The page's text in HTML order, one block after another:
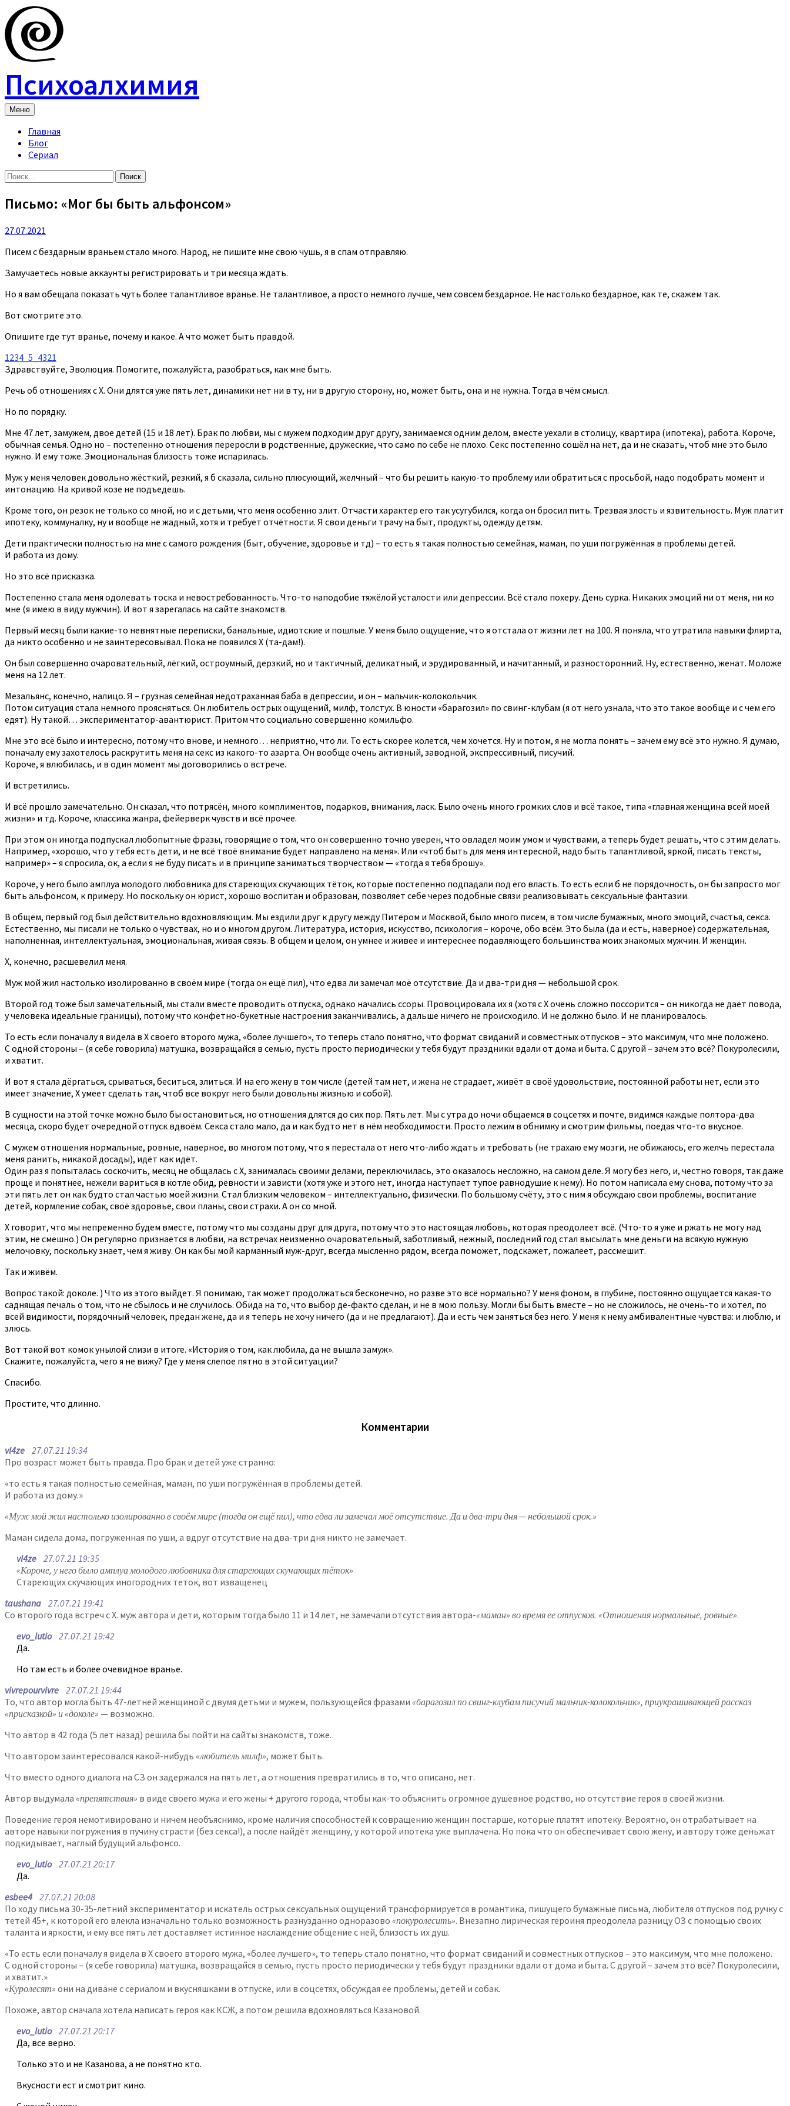
Skip
to
content
Психоалхимия
Меню
Главная
Блог
Сериал
Найти:
Письмо: «Мог бы быть альфонсом»
27.07.2021
Писем с бездарным враньем стало много. Народ, не пишите мне свою чушь, я в спам отправляю.
Замучаетесь новые аккаунты регистрировать и три месяца ждать.
Но я вам обещала показать чуть более талантливое вранье. Не талантливое, а просто немного лучше, чем совсем бездарное. Не настолько бездарное, как те, скажем так.
Вот смотрите это.
Опишите где тут вранье, почему и какое. А что может быть правдой.
1234_5_4321
Здравствуйте, Эволюция. Помогите, пожалуйста, разобраться, как мне быть.
Речь об отношениях с Х. Они длятся уже пять лет, динамики нет ни в ту, ни в другую сторону, но, может быть, она и не нужна. Тогда в чём смысл.
Но по порядку.
Мне 47 лет, замужем, двое детей (15 и 18 лет). Брак по любви, мы с мужем подходим друг другу, занимаемся одним делом, вместе уехали в столицу, квартира (ипотека), работа. Короче,
обычная семья. Одно но – постепенно отношения переросли в родственные, дружеские, что само по себе не плохо. Секс постепенно сошёл на нет, да и не сказать, чтоб мне это было
нужно. И ему тоже. Эмоциональная близость тоже испарилась.
Муж у меня человек довольно жёсткий, резкий, я б сказала, сильно плюсующий, желчный – что бы решить какую-то проблему или обратиться с просьбой, надо подобрать момент и
интонацию. На кривой козе не подъедешь.
Кроме того, он резок не только со мной, но и с детьми, что меня особенно злит. Отчасти характер его так усугубился, когда он бросил пить. Трезвая злость и язвительность. Муж платит
ипотеку, коммуналку, ну и вообще не жадный, хотя и требует отчётности. Я свои деньги трачу на быт, продукты, одежду детям.
Дети практически полностью на мне с самого рождения (быт, обучение, здоровье и тд) – то есть я такая полностью семейная, маман, по уши погружённая в проблемы детей.
И работа из дому.
Но это всё присказка.
Постепенно стала меня одолевать тоска и невостребованность. Что-то наподобие тяжёлой усталости или депрессии. Всё стало похеру. День сурка. Никаких эмоций ни от меня, ни ко
мне (я имею в виду мужчин). И вот я зарегалась на сайте знакомств.
Первый месяц были какие-то невнятные переписки, банальные, идиотские и пошлые. У меня было ощущение, что я отстала от жизни лет на 100. Я поняла, что утратила навыки флирта,
да никто особенно и не заинтересовывал. Пока не появился X (та-дам!).
Он был совершенно очаровательный, лёгкий, остроумный, дерзкий, но и тактичный, деликатный, и эрудированный, и начитанный, и разносторонний. Ну, естественно, женат. Моложе
меня на 12 лет.
Мезальянс, конечно, налицо. Я – грузная семейная недотраханная баба в депрессии, и он – мальчик-колокольчик.
Потом ситуация стала немного проясняться. Он любитель острых ощущений, милф, толстух. В юности «барагозил» по свинг-клубам (я от него узнала, что это такое вообще и с чем его
едят). Ну такой… экспериментатор-авантюрист. Притом что социально совершенно комильфо.
Мне это всё было и интересно, потому что внове, и немного… неприятно, что ли. То есть скорее колется, чем хочется. Ну и потом, я не могла понять – зачем ему всё это нужно. Я думаю,
поначалу ему захотелось раскрутить меня на секс из какого-то азарта. Он вообще очень активный, заводной, экспрессивный, писучий.
Короче, я влюбилась, и в один момент мы договорились о встрече.
И встретились.
И всё прошло замечательно. Он сказал, что потрясён, много комплиментов, подарков, внимания, ласк. Было очень много громких слов и всё такое, типа «главная женщина всей моей
жизни» и тд. Короче, классика жанра, фейерверк чувств и всё прочее.
При этом он иногда подпускал любопытные фразы, говорящие о том, что он совершенно точно уверен, что овладел моим умом и чувствами, а теперь будет решать, что с этим делать.
Например, «хорошо, что у тебя есть дети, и не всё твоё внимание будет направлено на меня». Или «чтоб быть для меня интересной, надо быть талантливой, яркой, писать тексты,
например» – я спросила, ок, а если я не буду писать и в принципе заниматься творчеством — «тогда я тебя брошу».
Короче, у него было амплуа молодого любовника для стареющих скучающих тёток, которые постепенно подпадали под его власть. То есть если б не порядочность, он бы запросто мог
быть альфонсом, к примеру. Но поскольку он юрист, хорошо воспитан и образован, позволяет себе через подобные связи реализовывать сексуальные фантазии.
В общем, первый год был действительно вдохновляющим. Мы ездили друг к другу между Питером и Москвой, было много писем, в том числе бумажных, много эмоций, счастья, секса.
Естественно, мы писали не только о чувствах, но и о многом другом. Литература, история, искусство, психология – короче, обо всём. Это была (да и есть, наверное) содержательная,
наполненная, интеллектуальная, эмоциональная, живая связь. В общем и целом, он умнее и живее и интереснее подавляющего большинства моих знакомых мужчин. И женщин.
Х, конечно, расшевелил меня.
Муж мой жил настолько изолированно в своём мире (тогда он ещё пил), что едва ли замечал моё отсутствие. Да и два-три дня — небольшой срок.
Второй год тоже был замечательный, мы стали вместе проводить отпуска, однако начались ссоры. Провоцировала их я (хотя с Х очень сложно поссорится – он никогда не даёт повода,
у человека идеальные границы), потому что конфетно-букетные настроения заканчивались, а дальше ничего не происходило. И не должно было. И не планировалось.
То есть если поначалу я видела в Х своего второго мужа, «более лучшего», то теперь стало понятно, что формат свиданий и совместных отпусков – это максимум, что мне положено.
С одной стороны – (я себе говорила) матушка, возвращайся в семью, пусть просто периодически у тебя будут праздники вдали от дома и быта. С другой – зачем это всё? Покуролесили,
и хватит.
И вот я стала дёргаться, срываться, беситься, злиться. И на его жену в том числе (детей там нет, и жена не страдает, живёт в своё удовольствие, постоянной работы нет, если это
имеет значение, Х умеет сделать так, чтоб все вокруг него были довольны жизнью и собой).
В сущности на этой точке можно было бы остановиться, но отношения длятся до сих пор. Пять лет. Мы с утра до ночи общаемся в соцсетях и почте, видимся каждые полтора-два
месяца, скоро будет очередной отпуск вдвоём. Секса стало мало, да и как будто нет в нём необходимости. Просто лежим в обнимку и смотрим фильмы, поедая что-то вкусное.
С мужем отношения нормальные, ровные, наверное, во многом потому, что я перестала от него что-либо ждать и требовать (не трахаю ему мозги, не обижаюсь, его желчь перестала
меня ранить, никакой досады), идёт как идёт.
Один раз я попыталась соскочить, месяц не общалась с Х, занималась своими делами, переключилась, это оказалось несложно, на самом деле. Я могу без него, и, честно говоря, так даже
проще и понятнее, нежели вариться в котле обид, ревности и зависти (хотя уже и этого нет, иногда наступает тупое равнодушие к нему). Но потом написала ему снова, потому что за
эти пять лет он как будто стал частью моей жизни. Стал близким человеком – интеллектуально, физически. По большому счёту, это с ним я обсуждаю свои проблемы, воспитание
детей, кормление собак, своё здоровье, свои планы, свои страхи. А он со мной.
Х говорит, что мы непременно будем вместе, потому что мы созданы друг для друга, потому что это настоящая любовь, которая преодолеет всё. (Что-то я уже и ржать не могу над
этим, не смешно.) Он регулярно признаётся в любви, на встречах неизменно очаровательный, заботливый, нежный, последний год стал высылать мне деньги на всякую нужную
мелочовку, поскольку знает, чем я живу. Он как бы мой карманный муж-друг, всегда мысленно рядом, всегда поможет, подскажет, пожалеет, рассмешит.
Так и живём.
Вопрос такой: доколе. ) Что из этого выйдет. Я понимаю, так может продолжаться бесконечно, но разве это всё нормально? У меня фоном, в глубине, постоянно ощущается какая-то
саднящая печаль о том, что не сбылось и не случилось. Обида на то, что выбор де-факто сделан, и не в мою пользу. Могли бы быть вместе – но не сложилось, не очень-то и хотел, по
всей видимости, порядочный человек, предан жене, да и я теперь не хочу ничего (да и не предлагают). Да и есть чем заняться без него. У меня к нему амбивалентные чувства: и люблю, и
злюсь.
Вот такой вот комок унылой слизи в итоге. «История о том, как любила, да не вышла замуж».
Скажите, пожалуйста, чего я не вижу? Где у меня слепое пятно в этой ситуации?
Спасибо.
Простите, что длинно.
Комментарии
vl4ze 27.07.21 19:34
Про возраст может быть правда. Про брак и детей уже странно:
«то есть я такая полностью семейная, маман, по уши погружённая в проблемы детей.
И работа из дому.»
«Муж мой жил настолько изолированно в своём мире (тогда он ещё пил), что едва ли замечал моё отсутствие. Да и два-три дня — небольшой срок.»
Маман сидела дома, погруженная по уши, а вдруг отсутствие на два-три дня никто не замечает.
vl4ze 27.07.21 19:35
«Короче, у него было амплуа молодого любовника для стареющих скучающих тёток»
Стареющих скучающих иногородних теток, вот изващенец
taushana 27.07.21 19:41
Со второго года встреч с Х. муж автора и дети, которым тогда было 11 и 14 лет, не замечали отсутствия автора-«маман» во время ее отпусков. «Отношения нормальные, ровные».
evo_lutio27.07.21 19:42
Да.
Но там есть и более очевидное вранье.
vivrepourvivre 27.07.21 19:44
То, что автор могла быть 47-летней женщиной с двумя детьми и мужем, пользующейся фразами «барагозил по свинг-клубам писучий мальчик-колокольчик», приукрашивающей рассказ
«присказкой» и «доколе» — возможно.
Что автор в 42 года (5 лет назад) решила бы пойти на сайты знакомств, тоже.
Что автором заинтересовался какой-нибудь «любитель милф», может быть.
Что вместо одного диалога на СЗ он задержался на пять лет, а отношения превратились в то, что описано, нет.
Автор выдумала «препятствия» в виде своего мужа и его жены + другого города, чтобы как-то объяснить огромное душевное родство, но отсутствие героя в своей жизни.
Поведение героя немотивировано и ничем необъяснимо, кроме наличия способностей к совращению женщин постарше, которые платят ипотеку. Вероятно, он отрабатывает на
авторе навыки погружения в пучину страсти (без секса!), а после найдёт женщину, у которой ипотека уже выплачена. Но пока что он обеспечивает свою жену, и автору тоже деньжат
подкидывает, наглый будущий альфонсо.
evo_lutio27.07.21 20:17
Да.
esbee4 27.07.21 20:08
По ходу письма 30-35-летний экспериментатор и искатель острых сексуальных ощущений трансформируется в романтика, пишущего бумажные письма, любителя отпусков под ручку с
тетей 45+, к которой его влекла изначально только возможность разнузданно одноразово «покуролесить». Внезапно лирическая героиня преодолела разницу ОЗ с помощью своих
таланта и яркости, и ему все пять лет доставляет истинное наслаждение общение с ней, близость их душ.
«То есть если поначалу я видела в Х своего второго мужа, «более лучшего», то теперь стало понятно, что формат свиданий и совместных отпусков – это максимум, что мне положено.
С одной стороны – (я себе говорила) матушка, возвращайся в семью, пусть просто периодически у тебя будут праздники вдали от дома и быта. С другой – зачем это всё? Покуролесили,
и хватит.»
«Куролесят» они на диване с сериалом и вкусняшками в отпуске, или в соцсетях, обсуждая ее проблемы, детей и собак.
Похоже, автор сначала хотела написать героя как КСЖ, а потом решила вдохновляться Казановой.
evo_lutio27.07.21 20:17
Да, все верно.
Только это и не Казанова, а не понятно кто.
Вкусности ест и смотрит кино.